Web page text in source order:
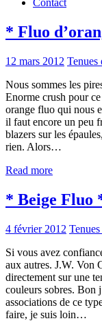
Contact
* Fluo
12 mars 2012 Tenues
Nous sommes les
Enorme crush pour
orange fluo qui nous
il faut encore un peu
blazers sur les
rien. Alors…
Read more
* Beige Fluo
4 février 2012
Si vous avez
aux autres. J.W. Von
directement sur une
couleurs sobres. Bon
associations de ce
faire, je suis loin…